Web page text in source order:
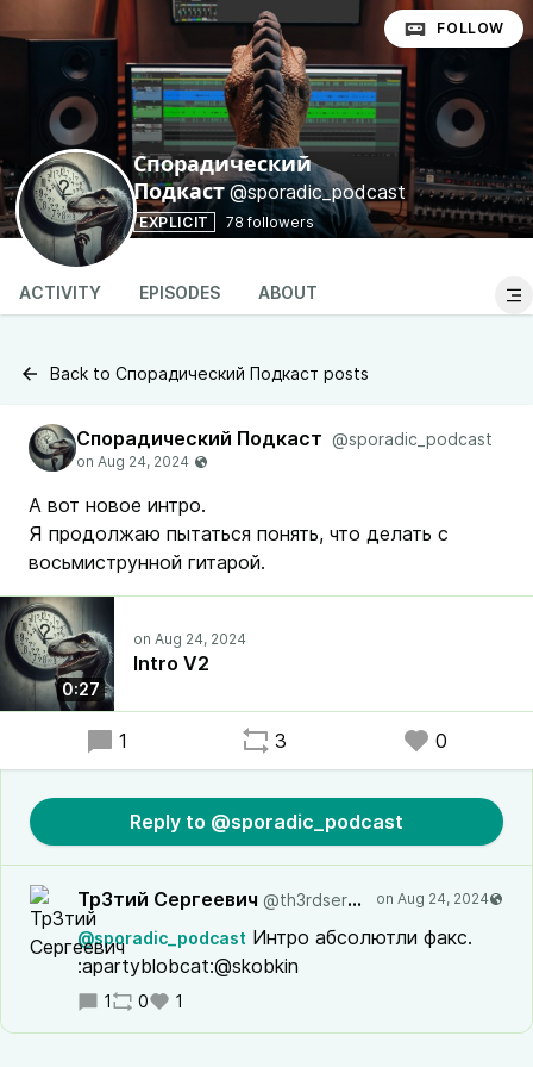
Спорадический
Подкаст @sporadic_podcast
EXPLICIT 78 followers
FOLLOW
ACTIVITY EPISODES ABOUT
Back to Спорадический Подкаст posts
Спорадический Подкаст @sporadic_podcast
А вот новое интро.
Я продолжаю пытаться понять, что делать с
восьмиструнной гитарой.
0:27
Intro V2
1 3 0
Reply to @sporadic_podcast
Тр3тий Сергеевич @th3rdsergeevich@mastodon.ml
@sporadic_podcast Интро абсолютли факс.
:apartyblobcat:@skobkin
1 0 1